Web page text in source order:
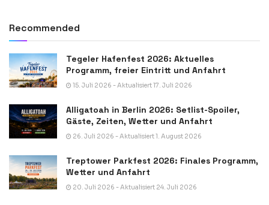
Recommended
Tegeler Hafenfest 2026: Aktuelles
Programm, freier Eintritt und Anfahrt
15. Juli 2026 - Aktualisiert 17. Juli 2026
Alligatoah in Berlin 2026: Setlist-Spoiler,
Gäste, Zeiten, Wetter und Anfahrt
26. Juli 2026 - Aktualisiert 1. August 2026
Treptower Parkfest 2026: Finales Programm,
Wetter und Anfahrt
20. Juli 2026 - Aktualisiert 24. Juli 2026